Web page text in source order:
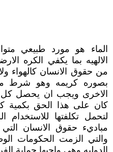
الماء هو مورد طبيعي
الالهيه بما يكفي الكره
من حقوق الانسان كالهواء
بصوره كريمه وهو شرط
الاخرى ويجب ان يحصل كل
كان على هذا الحق بكمية
لتحمل تكلفتها
مباديء حقوق الانسان التي
والتي الزمت الحكومات